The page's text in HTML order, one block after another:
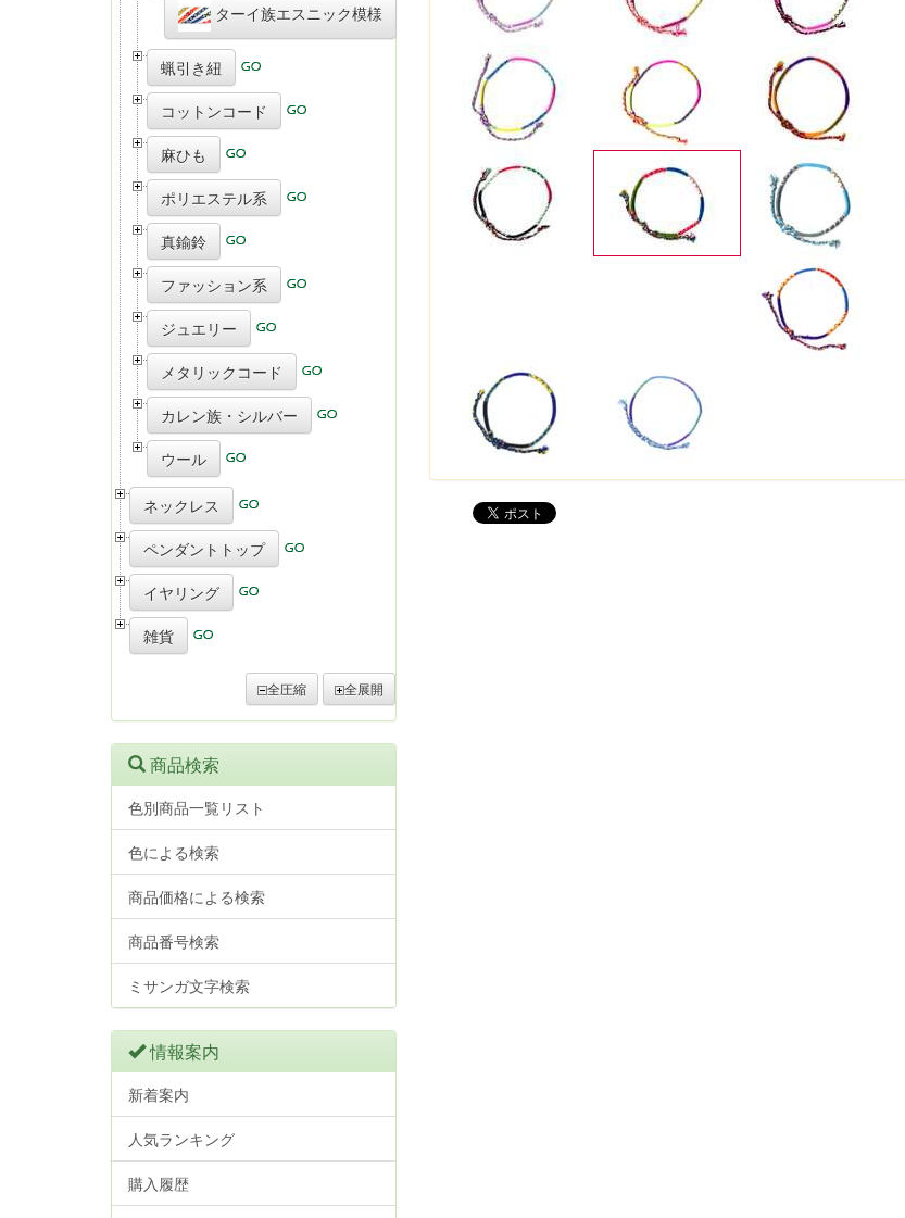
ターイ族エスニック模様
蝋引き紐
コットンコード
麻ひも
ポリエステル系
真鍮鈴
ファッション系
ジュエリー
メタリックコード
カレン族・シルバー
ウール
ネックレス
ペンダントトップ
イヤリング
雑貨
全圧縮 全展開
商品検索
色別商品一覧リスト
色による検索
商品価格による検索
商品番号検索
ミサンガ文字検索
情報案内
新着案内
人気ランキング
購入履歴